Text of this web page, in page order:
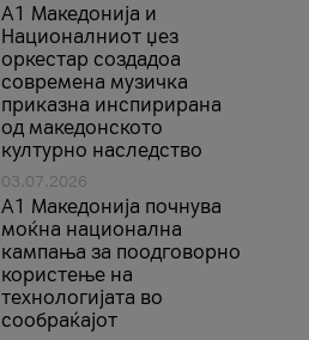
А1 Македонија и
Националниот џез
оркестар создадоа
современа музичка
приказна инспирирана
од македонското
културно наследство
03.07.2026
A1 Македонија почнува
моќна национална
кампања за поодговорно
користење на
технологијата во
сообраќајот